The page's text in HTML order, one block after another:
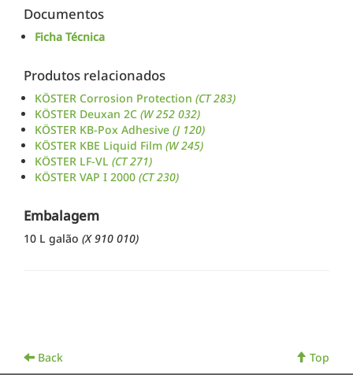
Documentos
Ficha Técnica
Produtos relacionados
KÖSTER Corrosion Protection (CT 283)
KÖSTER Deuxan 2C (W 252 032)
KÖSTER KB-Pox Adhesive (J 120)
KÖSTER KBE Liquid Film (W 245)
KÖSTER LF-VL (CT 271)
KÖSTER VAP I 2000 (CT 230)
Embalagem
10 L galão (X 910 010)
Back Top